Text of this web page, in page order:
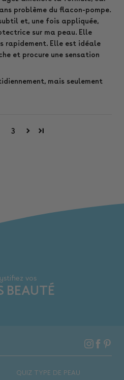
problème du flacon-pompe.
et, une fois appliquée,
sur ma peau. Elle
rapidement. Elle est idéale
et procure une sensation
mais seulement
3
vos
BEAUTÉ
QUIZ TYPE DE PEAU